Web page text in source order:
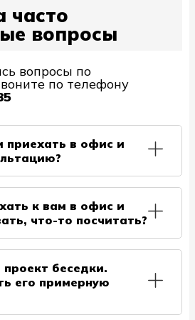
часто
вопросы
вопросы по
по телефону
в офис и
подробной и практической
подать заявку на выезд
непосредственно на ваш
к вам в офис и
что-то посчитать?
строителей, мы не занимаемся
чертежей и
с вашим объектом и
замеров наш
проект беседки.
его примерную